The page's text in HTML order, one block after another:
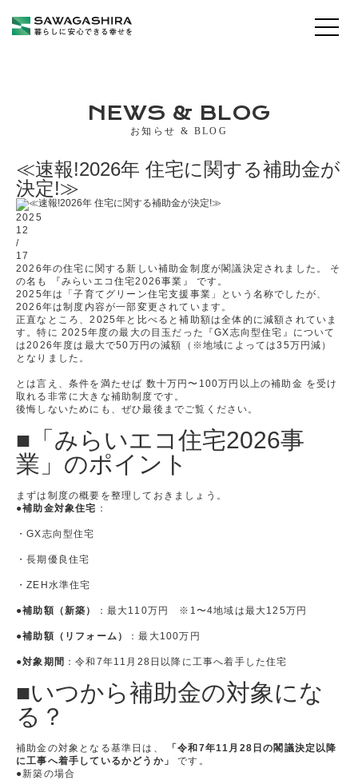
NEWS & BLOG
お知らせ & BLOG
≪速報!2026年 住宅に関する補助金が
決定!≫
2025
12
/
17
2026年の住宅に関する新しい補助金制度が閣議決定されました。 そ
の名も 『みらいエコ住宅2026事業』 です。
2025年は「子育てグリーン住宅支援事業」という名称でしたが、
2026年は制度内容が一部変更されています。
正直なところ、2025年と比べると補助額は全体的に減額されていま
す。特に 2025年度の最大の目玉だった『GX志向型住宅』について
は2026年度は最大で50万円の減額（※地域によっては35万円減）
となりました。
とは言え、条件を満たせば 数十万円〜100万円以上の補助金 を受け
取れる非常に大きな補助制度です。
後悔しないためにも、ぜひ最後までご覧ください。
■「みらいエコ住宅2026事
業」のポイント
まずは制度の概要を整理しておきましょう。
●補助金対象住宅 ：
・GX志向型住宅
・長期優良住宅
・ZEH水準住宅
●補助額（新築） ：最大110万円 ※1〜4地域は最大125万円
●補助額（リフォーム） ：最大100万円
●対象期間 ：令和7年11月28日以降に工事へ着手した住宅
■いつから補助金の対象にな
る？
補助金の対象となる基準日は、
「令和7年11月28日の閣議決定以降
に工事へ着手しているかどうか」
です。
●新築の場合